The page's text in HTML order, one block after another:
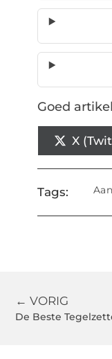
Goed
X
Tags:
← VORIG
De Beste